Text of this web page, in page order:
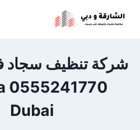
شركة تنظيف سجاد
Dubai